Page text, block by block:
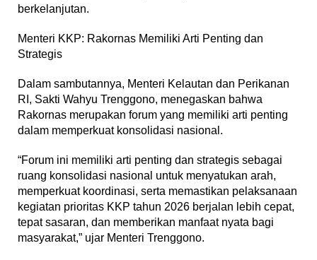
berkelanjutan.
Menteri KKP: Rakornas Memiliki Arti Penting dan
Strategis
Dalam sambutannya, Menteri Kelautan dan Perikanan
RI, Sakti Wahyu Trenggono, menegaskan bahwa
Rakornas merupakan forum yang memiliki arti penting
dalam memperkuat konsolidasi nasional.
“Forum ini memiliki arti penting dan strategis sebagai
ruang konsolidasi nasional untuk menyatukan arah,
memperkuat koordinasi, serta memastikan pelaksanaan
kegiatan prioritas KKP tahun 2026 berjalan lebih cepat,
tepat sasaran, dan memberikan manfaat nyata bagi
masyarakat,” ujar Menteri Trenggono.